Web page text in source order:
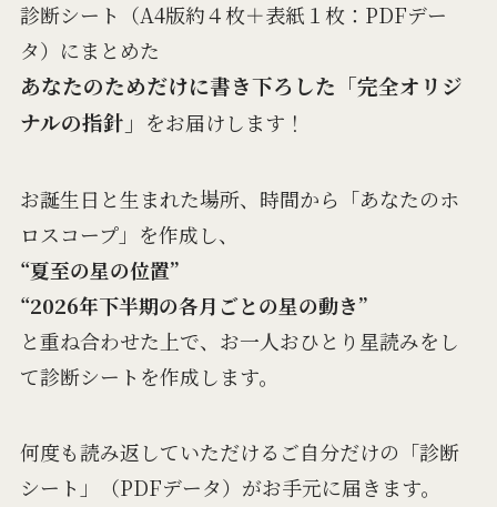
診断シート（A4版約４枚＋表紙１枚：PDFデー
タ）にまとめた
あなたのためだけに書き下ろした「完全オリジ
ナルの指針」 をお届けします！
お誕生日と生まれた場所、時間から「あなたのホ
ロスコープ」を作成し、
“夏至の星の位置”
“2026年下半期の各月ごとの星の動き”
と重ね合わせた上で、お一人おひとり星読みをし
て診断シートを作成します。
何度も読み返していただけるご自分だけの「診断
シート」（PDFデータ）がお手元に届きます。